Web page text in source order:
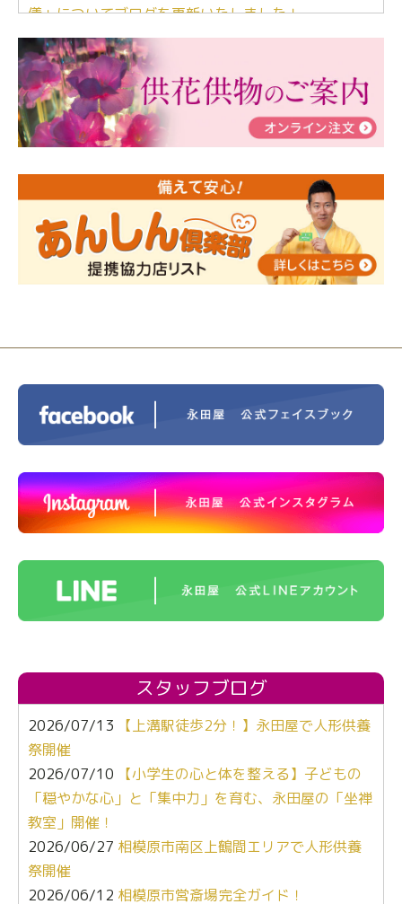
儀」についてブログを更新いたしました！
2024/03/06【終活なるほど教室】「マンガで学
ぶ！はじめてのお葬式」小さな家族葬ハウス®町田成
瀬 ご参加ありがとうございました！
2024/01/19令和6年能登半島地震災害の寄付のご報
告
人形供養 寄付のご報告
2023/12/16終活なるほど教室＠小さな家族葬ハウ
ス®上鶴間 エンディングノートを書いてみよう！
2023/11/29 永田屋創業110周年記念式典 レンブラ
ントホテル東京町田
スタッフブログ
2026/07/13
【上溝駅徒歩2分！】永田屋で人形供養
祭開催
2026/07/10
【小学生の心と体を整える】子どもの
「穏やかな心」と「集中力」を育む、永田屋の「坐禅
教室」開催！
2026/06/27 相模原市南区上鶴間エリアで人形供養
祭開催
2026/06/12 相模原市営斎場完全ガイド！